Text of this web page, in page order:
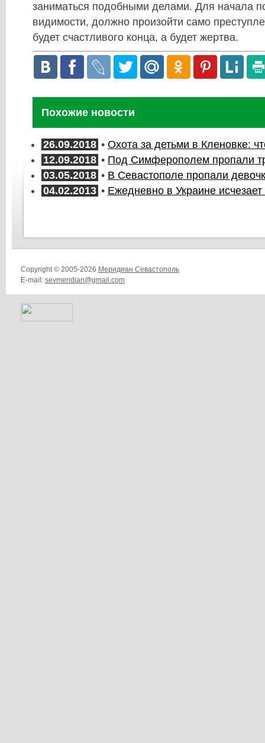
заниматься подобными делами. Для начала
видимости, должно произойти само
будет счастливого конца, а будет жертва.
Похожие новости
26.09.2018 • Охота за детьми в Кленовке:
12.09.2018 • Под Симферополем пропали
03.05.2018 • В Севастополе пропали
04.02.2013 • Ежедневно в Украине
Copyright © 2005-2026 Меридиан Севастополь
E-mail: sevmeridian@gmail.com